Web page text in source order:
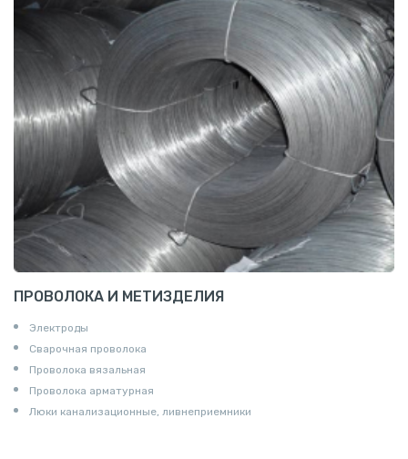
ПРОВОЛОКА И МЕТИЗДЕЛИЯ
Электроды
Сварочная проволока
Проволока вязальная
Проволока арматурная
Люки канализационные, ливнеприемники